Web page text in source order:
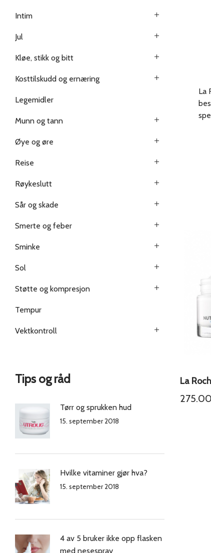
La
275.00
Intim
Jul
Kløe, stikk og bitt
Kosttilskudd og ernæring
Legemidler
Munn og tann
Øye og øre
Reise
Røykeslutt
Sår og skade
Smerte og feber
Sminke
Sol
Støtte og kompresjon
Tempur
Vektkontroll
Tips og råd
Tørr og sprukken hud
15. september 2018
Hvilke vitaminer gjør hva?
15. september 2018
4 av 5 bruker ikke opp flasken
med nesespray